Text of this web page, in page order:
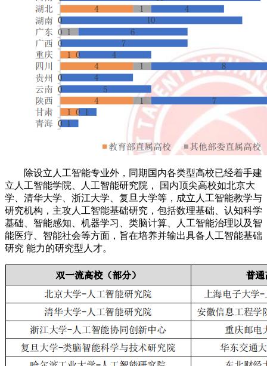
除设立人工智能专业外，同期国内各类型高校已经着手建
立人工智能学院、人工智能研究院， 国内顶尖高校如北京大
学、清华大学、浙江大学、复旦大学等，成立人工智能教学与
研究机构，主攻人工智能基础研究，包括数理基础、认知科学
基础、智能感知、机器学习、类脑计算、人工智能治理以及智
能医疗、智能社会等方面，旨在培养并输出具备人工智能基础
研究 能力的研究型人才。